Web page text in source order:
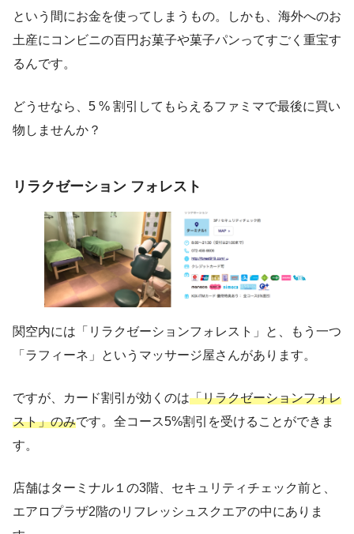
という間にお金を使ってしまうもの。しかも、海外へのお
土産にコンビニの百円お菓子や菓子パンってすごく重宝す
るんです。
どうせなら、5 % 割引してもらえるファミマで最後に買い
物しませんか？
リラクゼーション フォレスト
関空内には「リラクゼーションフォレスト」と、もう一つ
「ラフィーネ」というマッサージ屋さんがあります。
ですが、カード割引が効くのは「リラクゼーションフォレ
スト」のみです。全コース5%割引を受けることができま
す。
店舗はターミナル１の3階、セキュリティチェック前と、
エアロプラザ2階のリフレッシュスクエアの中にありま